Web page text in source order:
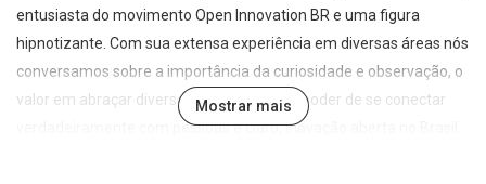
entusiasta do movimento Open Innovation BR e uma figura
hipnotizante. Com sua extensa experiência em diversas áreas nós
conversamos sobre a importância da curiosidade e observação, o
valor em abraçar diversas experiências, o poder de se conectar
verdadeiramente com pessoas e claro, inovação aberta no Brasil.
Mostrar mais